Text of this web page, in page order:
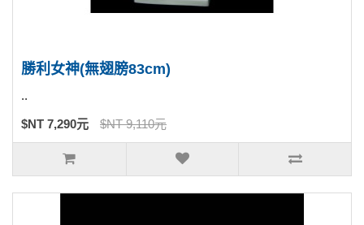
勝利女神(無翅膀83cm)
..
$NT 7,290元 $NT 9,110元